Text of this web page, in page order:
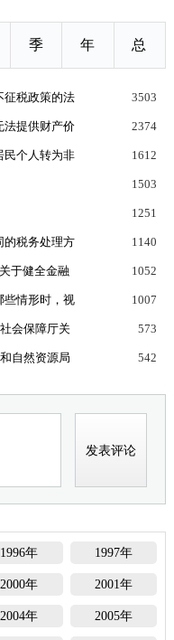
季 年 总
征税政策的法
3503
法提供财产价
2374
民个人转为非
1612
1503
1251
的税务处理方
1140
于健全金融
1052
些情形时，视
1007
会保障厅关
573
自然资源局
542
1996年 1997年
2000年 2001年
2004年 2005年